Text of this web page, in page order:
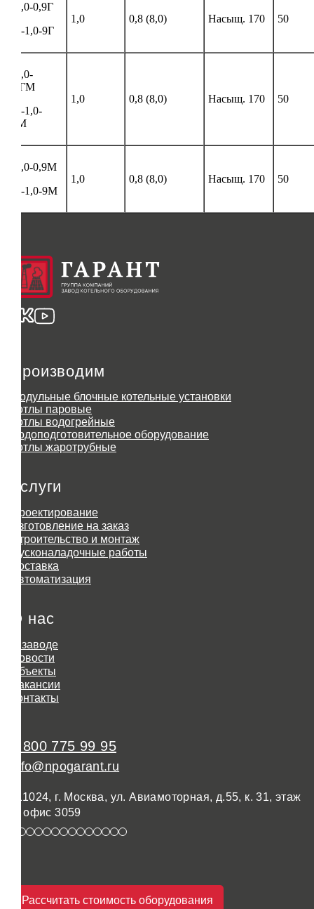
Е-1,0-0,9Г
КП-1,0-9Г
1,0 0,8 (8,0) Насыщ. 170 50
Е-1,0-
0,9ГМ
КП-1,0-
9ГМ
1,0 0,8 (8,0) Насыщ. 170 50
Е-1,0-0,9М
КП-1,0-9М
1,0 0,8 (8,0) Насыщ. 170 50
Производим
Модульные блочные котельные установки
Котлы паровые
Котлы водогрейные
Водоподготовительное оборудование
Котлы жаротрубные
Услуги
Проектирование
Изготовление на заказ
Строительство и монтаж
Пусконаладочные работы
Доставка
Автоматизация
О нас
О заводе
Новости
Объекты
Вакансии
Контакты
8 800 775 99 95
info@npogarant.ru
111024, г. Москва, ул. Авиамоторная, д.55, к. 31, этаж
3, офис 3059
Рассчитать стоимость оборудования